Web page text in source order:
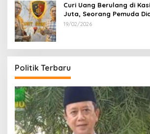
Curi Uang Berulang di
Juta, Seorang Pemuda
Reskrim Polsek Lenteng
19/02/2026
Politik Terbaru